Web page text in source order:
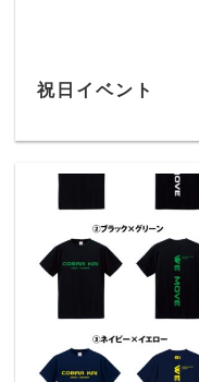
祝日イベント